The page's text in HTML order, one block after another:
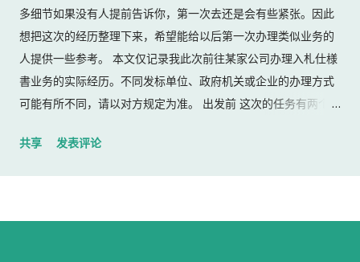
多细节如果没有人提前告诉你，第一次去还是会有些紧张。因此
想把这次的经历整理下来，希望能给以后第一次办理类似业务的
人提供一些参考。 本文仅记录我此次前往某家公司办理入札仕様
書业务的实际经历。不同发标单位、政府机关或企业的办理方式
可能有所不同，请以对方规定为准。 出发前 这次的任务有两个：
入札仕様書 名片 当时我认为这样就足够了。 后来才发现，还有
共享 发表评论